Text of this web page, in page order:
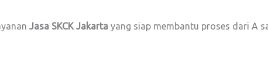
Jasa SKCK Jakarta yang siap membantu proses dari A